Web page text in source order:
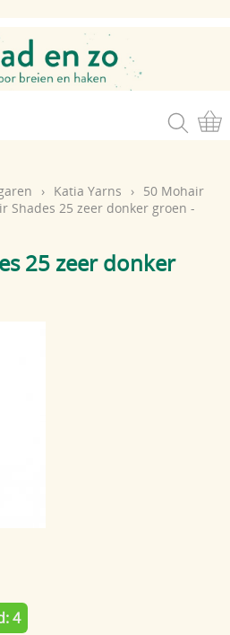
› Katia Yarns › 50 Mohair
Shades 25 zeer donker groen -
25 zeer donker
4